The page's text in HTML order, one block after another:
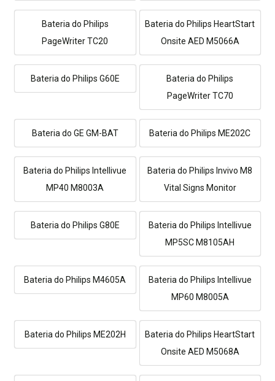
Bateria do Philips
PageWriter TC20
Bateria do Philips HeartStart
Onsite AED M5066A
Bateria do Philips G60E
Bateria do Philips
PageWriter TC70
Bateria do GE GM-BAT Bateria do Philips ME202C
Bateria do Philips Intellivue
MP40 M8003A
Bateria do Philips Invivo M8
Vital Signs Monitor
Bateria do Philips G80E
Bateria do Philips Intellivue
MP5SC M8105AH
Bateria do Philips M4605A
Bateria do Philips Intellivue
MP60 M8005A
Bateria do Philips ME202H
Bateria do Philips HeartStart
Onsite AED M5068A